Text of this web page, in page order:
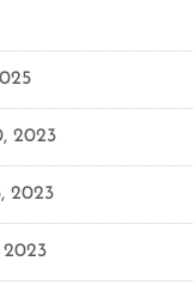
2023
2023
2023